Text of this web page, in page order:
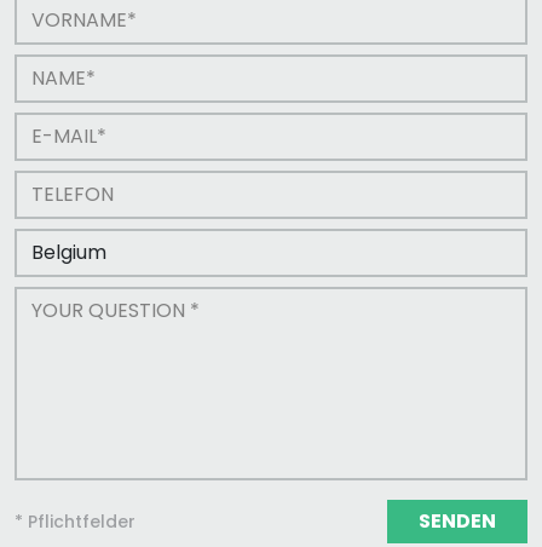
* Pflichtfelder SENDEN